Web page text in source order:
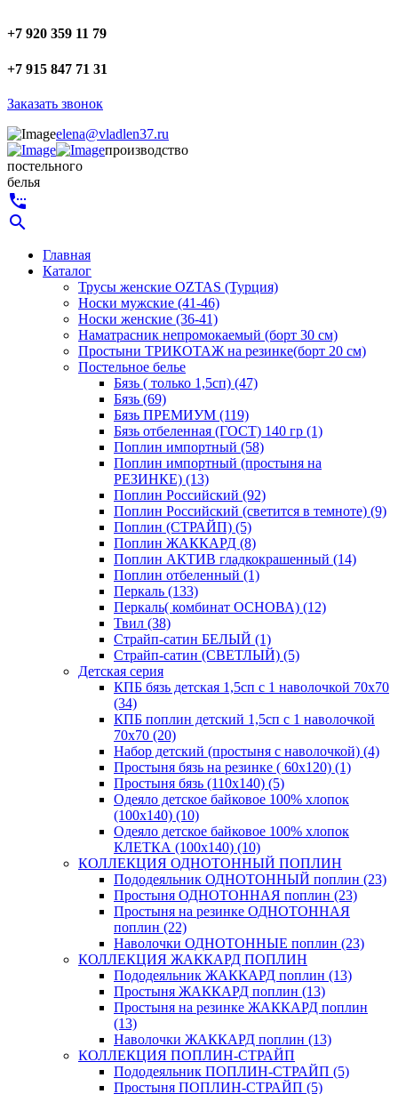
+7 920 359 11 79
+7 915 847 71 31
Заказать звонок
elena@vladlen37.ru
производство
постельного
белья
settings_phone
search
Главная
Каталог
Трусы женские OZTAS (Турция)
Носки мужские (41-46)
Носки женские (36-41)
Наматрасник непромокаемый (борт 30 см)
Простыни ТРИКОТАЖ на резинке(борт 20 см)
Постельное белье
Бязь ( только 1,5сп) (47)
Бязь (69)
Бязь ПРЕМИУМ (119)
Бязь отбеленная (ГОСТ) 140 гр (1)
Поплин импортный (58)
Поплин импортный (простыня на
РЕЗИНКЕ) (13)
Поплин Российский (92)
Поплин Российский (светится в темноте) (9)
Поплин (СТРАЙП) (5)
Поплин ЖАККАРД (8)
Поплин АКТИВ гладкокрашенный (14)
Поплин отбеленный (1)
Перкаль (133)
Перкаль( комбинат ОСНОВА) (12)
Твил (38)
Страйп-сатин БЕЛЫЙ (1)
Страйп-сатин (СВЕТЛЫЙ) (5)
Детская серия
КПБ бязь детская 1,5сп с 1 наволочкой 70х70
(34)
КПБ поплин детский 1,5сп с 1 наволочкой
70х70 (20)
Набор детский (простыня с наволочкой) (4)
Простыня бязь на резинке ( 60х120) (1)
Простыня бязь (110х140) (5)
Одеяло детское байковое 100% хлопок
(100х140) (10)
Одеяло детское байковое 100% хлопок
КЛЕТКА (100х140) (10)
КОЛЛЕКЦИЯ ОДНОТОННЫЙ ПОПЛИН
Пододеяльник ОДНОТОННЫЙ поплин (23)
Простыня ОДНОТОННАЯ поплин (23)
Простыня на резинке ОДНОТОННАЯ
поплин (22)
Наволочки ОДНОТОННЫЕ поплин (23)
КОЛЛЕКЦИЯ ЖАККАРД ПОПЛИН
Пододеяльник ЖАККАРД поплин (13)
Простыня ЖАККАРД поплин (13)
Простыня на резинке ЖАККАРД поплин
(13)
Наволочки ЖАККАРД поплин (13)
КОЛЛЕКЦИЯ ПОПЛИН-СТРАЙП
Пододеяльник ПОПЛИН-СТРАЙП (5)
Простыня ПОПЛИН-СТРАЙП (5)